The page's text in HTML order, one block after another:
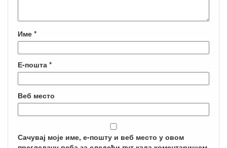
Име *
Е-пошта *
Веб место
Сачувај моје име, е-пошту и веб место у овом